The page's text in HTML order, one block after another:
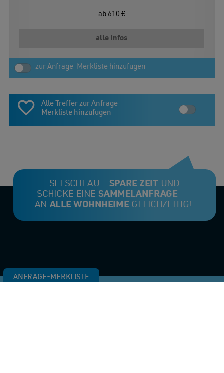
ab 610 €
alle Infos
Alle Treffer zur Anfrage-
Merkliste hinzufügen
SEI SCHLAU - SPARE ZEIT
UND
SCHICKE EINE SAMMELANFRAGE
AN ALLE WOHNHEIMEGLEICHZEITIG!
ANFRAGE-MERKLISTE